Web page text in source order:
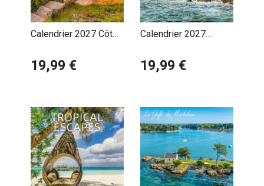
Calendrier 2027 Côte
19,99 €
Calendrier 2027
Atlantique
19,99 €